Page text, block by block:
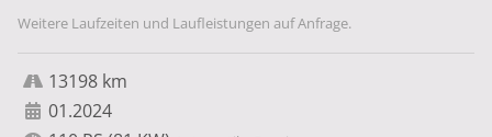
Weitere Laufzeiten und Laufleistungen auf Anfrage.
13198 km
01.2024